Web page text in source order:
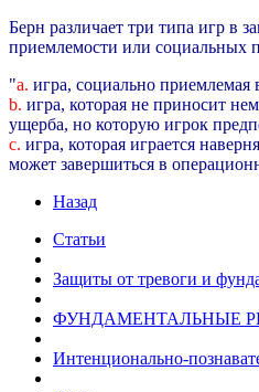
Берн различает три типа игр в
приемлемости или социальных
"а. игра, социально
b. игра, которая не приносит
ущерба, но которую игрок
c. игра, которая играется
может завершиться в
Назад
Статьи
Защиты от тревоги и
ФУНДАМЕНТАЛЬНЫЕ
Интенционально-